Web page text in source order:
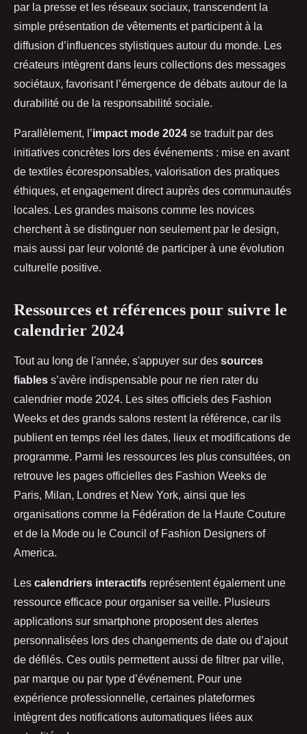
par la presse et les réseaux sociaux, transcendent la
simple présentation de vêtements et participent à la
diffusion d’influences stylistiques autour du monde. Les
créateurs intègrent dans leurs collections des messages
sociétaux, favorisant l’émergence de débats autour de la
durabilité ou de la responsabilité sociale.
Parallèlement, l’impact mode 2024 se traduit par des
initiatives concrètes lors des événements : mise en avant
de textiles écoresponsables, valorisation des pratiques
éthiques, et engagement direct auprès des communautés
locales. Les grandes maisons comme les novices
cherchent à se distinguer non seulement par le design,
mais aussi par leur volonté de participer à une évolution
culturelle positive.
Ressources et références pour suivre le
calendrier 2024
Tout au long de l'année, s'appuyer sur des sources
fiables s’avère indispensable pour ne rien rater du
calendrier mode 2024. Les sites officiels des Fashion
Weeks et des grands salons restent la référence, car ils
publient en temps réel les dates, lieux et modifications de
programme. Parmi les ressources les plus consultées, on
retrouve les pages officielles des Fashion Weeks de
Paris, Milan, Londres et New York, ainsi que les
organisations comme la Fédération de la Haute Couture
et de la Mode ou le Council of Fashion Designers of
America.
Les calendriers interactifs représentent également une
ressource efficace pour organiser sa veille. Plusieurs
applications sur smartphone proposent des alertes
personnalisées lors des changements de date ou d’ajout
de défilés. Ces outils permettent aussi de filtrer par ville,
par marque ou par type d’événement. Pour une
expérience professionnelle, certaines plateformes
intègrent des notifications automatiques liées aux